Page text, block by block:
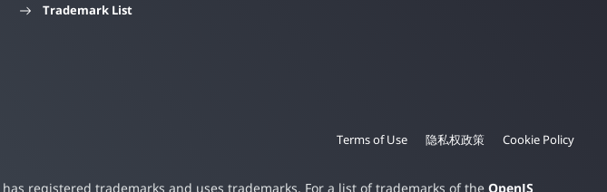
Trademark List
Terms of Use 隐私权政策 Cookie Policy
has registered trademarks and uses trademarks. For a list of trademarks of the OpenJS